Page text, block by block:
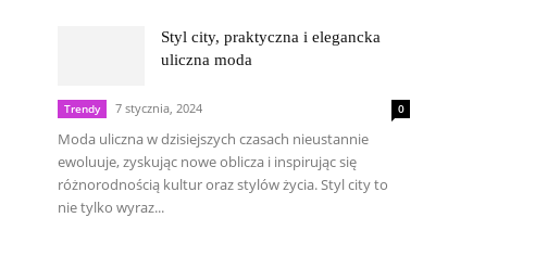
Styl city, praktyczna i elegancka
uliczna moda
Trendy 7 stycznia, 2024 0
Moda uliczna w dzisiejszych czasach nieustannie
ewoluuje, zyskując nowe oblicza i inspirując się
różnorodnością kultur oraz stylów życia. Styl city to
nie tylko wyraz...